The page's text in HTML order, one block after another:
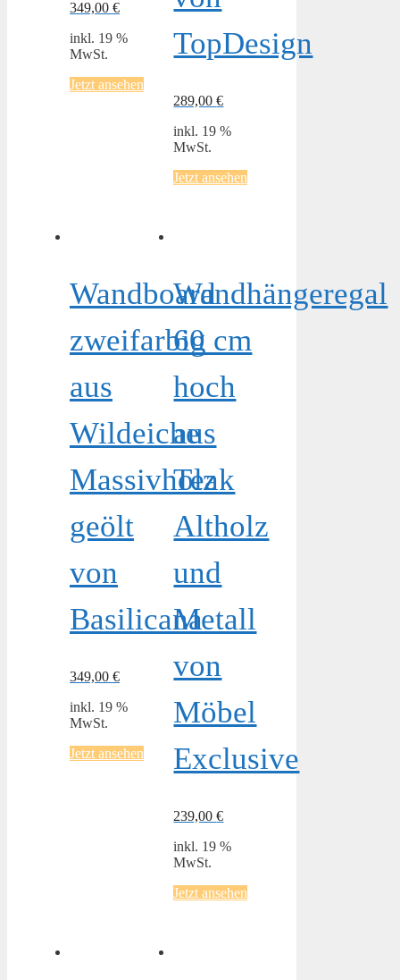
349,00 €
inkl. 19 %
MwSt.
Jetzt ansehen
TopDesign
289,00€
inkl. 19 %
MwSt.
Jetzt ansehen
Wandboard
zweifarbig
aus
Wildeiche
Massivholz
geölt
von
Basilicana
349,00 €
inkl. 19 %
MwSt.
Jetzt ansehen
Wandhängeregal
60 cm
hoch
aus
Teak
Altholz
und
Metall
von
Möbel
Exclusive
239,00€
inkl. 19 %
MwSt.
Jetzt ansehen